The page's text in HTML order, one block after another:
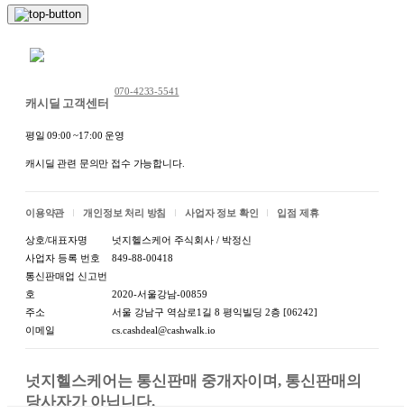
캐시딜 고객센터
070-4233-5541
평일 09:00 ~17:00 운영
캐시딜 관련 문의만 접수 가능합니다.
이용약관 개인정보 처리 방침 사업자 정보 확인 입점 제휴
상호/대표자명
넛지헬스케어 주식회사 / 박정신
사업자 등록 번호
849-88-00418
통신판매업 신고번
호
2020-서울강남-00859
주소
서울 강남구 역삼로1길 8 평익빌딩 2층 [06242]
이메일
cs.cashdeal@cashwalk.io
넛지헬스케어는 통신판매 중개자이며, 통신판매의
당사자가 아닙니다.